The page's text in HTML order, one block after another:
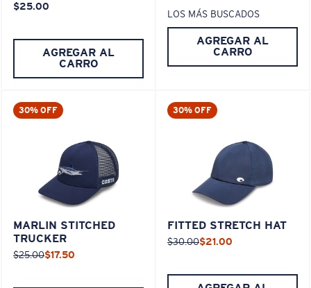
$25.00
AGREGAR AL
CARRO
LOS MÁS BUSCADOS
AGREGAR AL
CARRO
30% OFF
MARLIN STITCHED
TRUCKER
$25.00$17.50
30% OFF
FITTED STRETCH HAT
$30.00$21.00